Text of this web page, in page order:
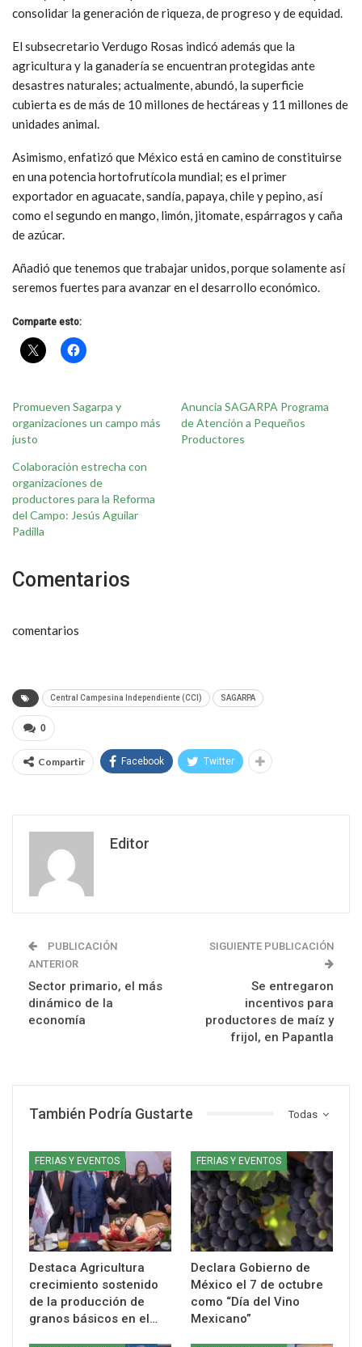
consolidar la generación de riqueza, de progreso y de equidad.
El subsecretario Verdugo Rosas indicó además que la
agricultura y la ganadería se encuentran protegidas ante
desastres naturales; actualmente, abundó, la superficie
cubierta es de más de 10 millones de hectáreas y 11 millones de
unidades animal.
Asimismo, enfatizó que México está en camino de constituirse
en una potencia hortofrutícola mundial; es el primer
exportador en aguacate, sandía, papaya, chile y pepino, así
como el segundo en mango, limón, jitomate, espárragos y caña
de azúcar.
Añadió que tenemos que trabajar unidos, porque solamente así
seremos fuertes para avanzar en el desarrollo económico.
Comparte esto:
Promueven Sagarpa y
organizaciones un campo más
justo
Anuncia SAGARPA Programa
de Atención a Pequeños
Productores
Colaboración estrecha con
organizaciones de
productores para la Reforma
del Campo: Jesús Aguilar
Padilla
Comentarios
comentarios
Central Campesina Independiente (CCI) SAGARPA
0
Compartir Facebook Twitter
Editor
PUBLICACIÓN
ANTERIOR
Sector primario, el más
dinámico de la
economía
SIGUIENTE PUBLICACIÓN
Se entregaron
incentivos para
productores de maíz y
frijol, en Papantla
Todas
También Podría Gustarte
FERIAS Y EVENTOS
Destaca Agricultura
crecimiento sostenido
de la producción de
granos básicos en el…
FERIAS Y EVENTOS
Declara Gobierno de
México el 7 de octubre
como “Día del Vino
Mexicano”